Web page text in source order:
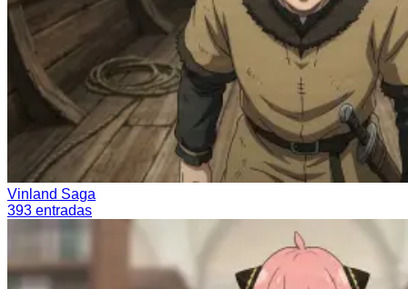
Vinland Saga
393 entradas